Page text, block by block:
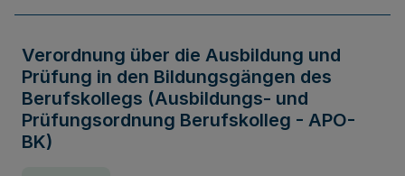
Verordnung über die Ausbildung und
Prüfung in den Bildungsgängen des
Berufskollegs (Ausbildungs- und
Prüfungsordnung Berufskolleg - APO-
BK)